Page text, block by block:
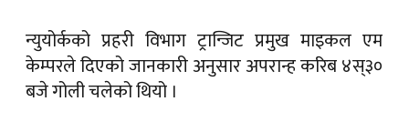
न्युयोर्कको प्रहरी विभाग ट्रान्जिट प्रमुख माइकल एम
केम्परले दिएको जानकारी अनुसार अपरान्ह करिब ४स्३०
बजे गोली चलेको थियो ।